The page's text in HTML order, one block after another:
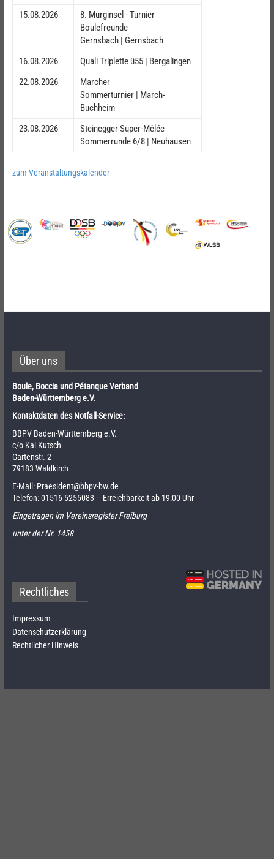
15.08.2026
8. Murginsel - Turnier
Boulefreunde
Gernsbach | Gernsbach
16.08.2026
Quali Triplette ü55 | Bergalingen
22.08.2026
Marcher
Sommerturnier | March-
Buchheim
23.08.2026
Steinegger Super-Mêlée
Sommerrunde 6/8 | Neuhausen
zum Veranstaltungskalender
Über uns
Boule, Boccia und Pétanque Verband
Baden-Württemberg e.V.
Kontaktdaten des Notfall-Service:
BBPV Baden-Württemberg e.V.
c/o Kai Kutsch
Gartenstr. 2
79183 Waldkirch
E-Mail: Praesident@bbpv-bw.de
Telefon:01516-5255083 – Erreichbarkeit ab 19:00 Uhr
Eingetragen im Vereinsregister Freiburg
unter der Nr. 1458
Rechtliches
Impressum
Datenschutzerklärung
Rechtlicher Hinweis